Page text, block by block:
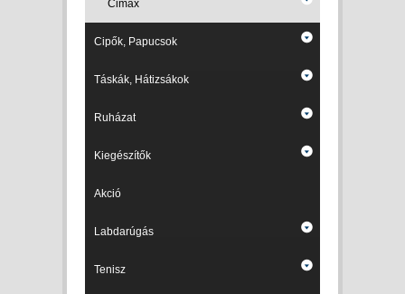
Cimax
Cipők, Papucsok
Táskák, Hátizsákok
Ruházat
Kiegészítők
Akció
Labdarúgás
Tenisz